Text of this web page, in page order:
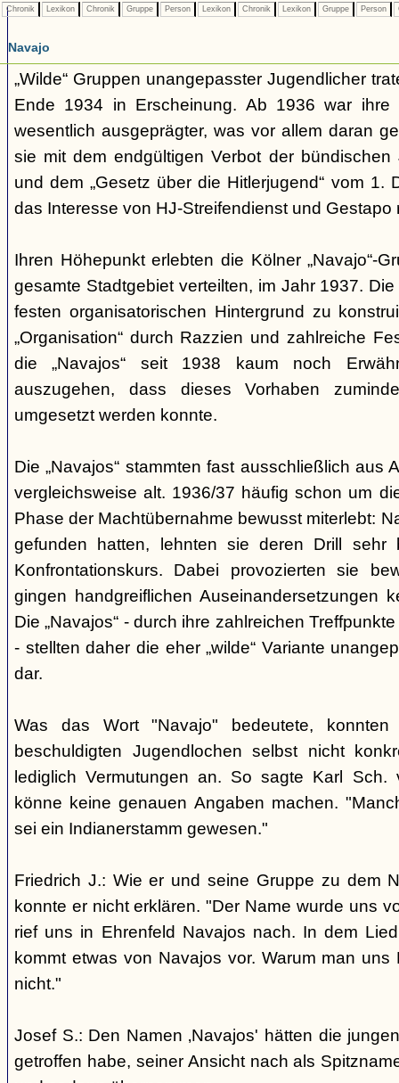
Chronik Lexikon Chronik Gruppe Person Lexikon Chronik Lexikon Gruppe Person
Navajo
„Wilde“ Gruppen unangepasster Jugendlicher
Ende 1934 in Erscheinung. Ab 1936 war ihre
wesentlich ausgeprägter, was vor allem daran
sie mit dem endgültigen Verbot der
und dem „Gesetz über die Hitlerjugend“ vom 1.
das Interesse von HJ-Streifendienst und Gestapo
Ihren Höhepunkt erlebten die Kölner „Navajo“-
gesamte Stadtgebiet verteilten, im Jahr 1937.
festen organisatorischen Hintergrund zu
„Organisation“ durch Razzien und zahlreiche
die „Navajos“ seit 1938 kaum noch
auszugehen, dass dieses Vorhaben
umgesetzt werden konnte.
Die „Navajos“ stammten fast ausschließlich aus
vergleichsweise alt. 1936/37 häufig schon um
Phase der Machtübernahme bewusst miterlebt:
gefunden hatten, lehnten sie deren Drill
Konfrontationskurs. Dabei provozierten sie
gingen handgreiflichen Auseinandersetzungen
Die „Navajos“ - durch ihre zahlreichen
- stellten daher die eher „wilde“ Variante
dar.
Was das Wort "Navajo" bedeutete, konnten
beschuldigten Jugendlochen selbst nicht
lediglich Vermutungen an. So sagte Karl
könne keine genauen Angaben machen.
sei ein Indianerstamm gewesen."
Friedrich J.: Wie er und seine Gruppe zu dem
konnte er nicht erklären. "Der Name wurde uns
rief uns in Ehrenfeld Navajos nach. In dem
kommt etwas von Navajos vor. Warum man
nicht."
Josef S.: Den Namen ‚Navajos' hätten die
getroffen habe, seiner Ansicht nach als